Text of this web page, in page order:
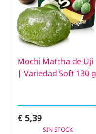
Mochi Matcha de Uji
| Variedad Soft 130 g
€ 5,39
SIN STOCK